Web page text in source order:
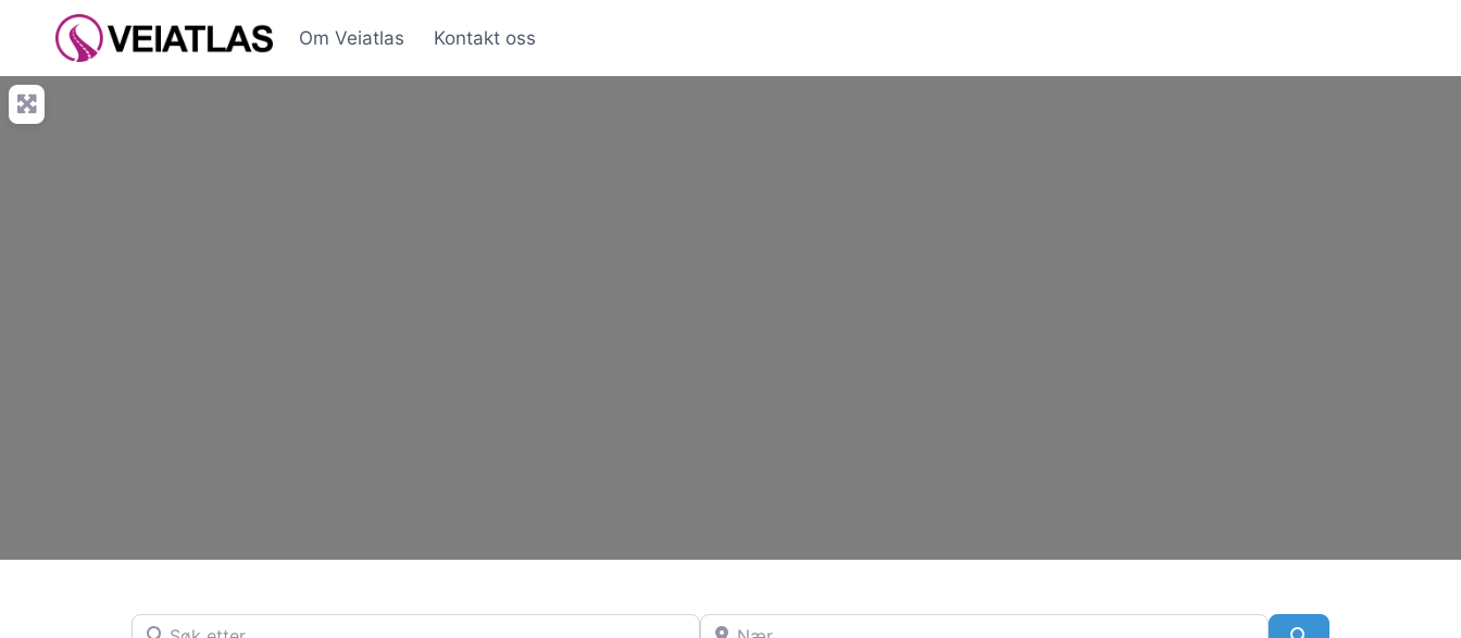
content
Om Veiatlas Kontakt oss
Søk etter Nær